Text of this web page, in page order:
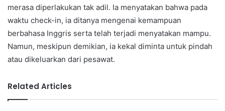
merasa diperlakukan tak adil. Ia menyatakan bahwa pada
waktu check-in, ia ditanya mengenai kemampuan
berbahasa Inggris serta telah terjadi menyatakan mampu.
Namun, meskipun demikian, ia kekal diminta untuk pindah
atau dikeluarkan dari pesawat.
Related Articles